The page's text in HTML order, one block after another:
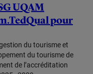
UQAM
pour
du tourisme et
du tourisme de
de l’accréditation